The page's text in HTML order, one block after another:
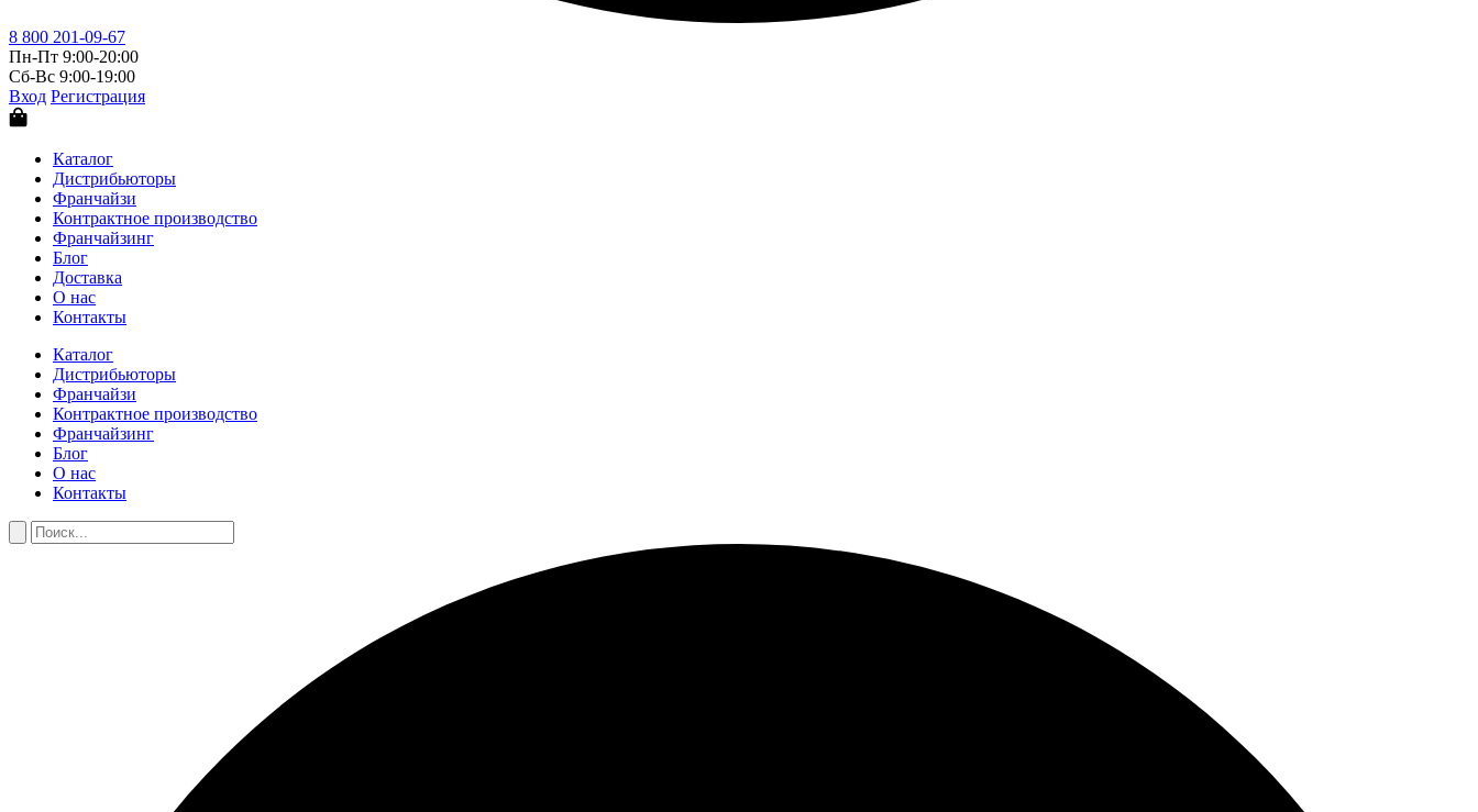
8 800 201-09-67
Пн-Пт 9:00-20:00
Сб-Вс 9:00-19:00
Вход Регистрация
Каталог
Дистрибьюторы
Франчайзи
Контрактное производство
Франчайзинг
Блог
Доставка
О нас
Контакты
Каталог
Дистрибьюторы
Франчайзи
Контрактное производство
Франчайзинг
Блог
О нас
Контакты